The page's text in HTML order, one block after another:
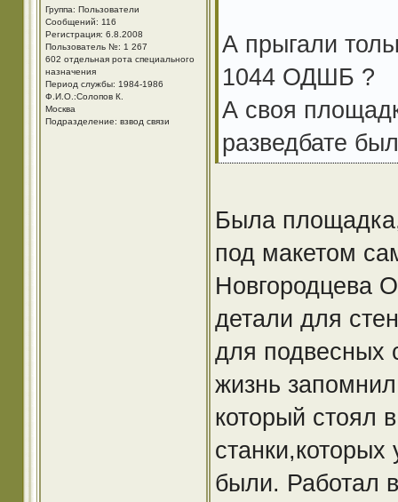
Группа: Пользователи
Сообщений: 116
Регистрация: 6.8.2008
Пользователь №: 1 267
602 отдельная рота специального
назначения
Период службы: 1984-1986
Ф.И.О.:Солопов К.
Москва
Подразделение: взвод связи
А прыгали
1044 ОДШБ ?
А своя
разведбате
Была
под макетом
Новгородцева
детали для
для подвесных
жизнь
который стоял
были. Работал